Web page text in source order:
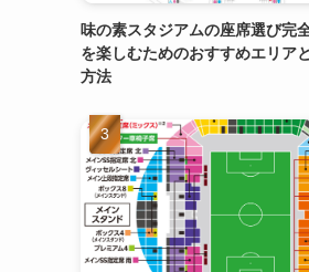
味の素スタジアムの座席選び完
を楽しむためのおすすめエリア
方法